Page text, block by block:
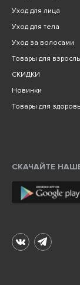
Уход для лица
Уход для тела
Уход за волосами
Товары для
СКИДКИ
Новинки
Товары для
СКАЧАЙТЕ